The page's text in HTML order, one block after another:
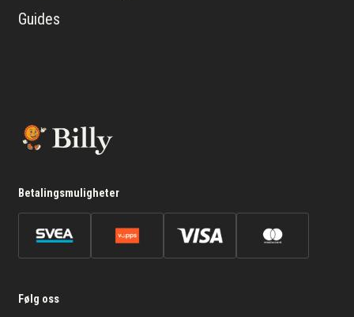
Guides
Betalingsmuligheter
Følg oss